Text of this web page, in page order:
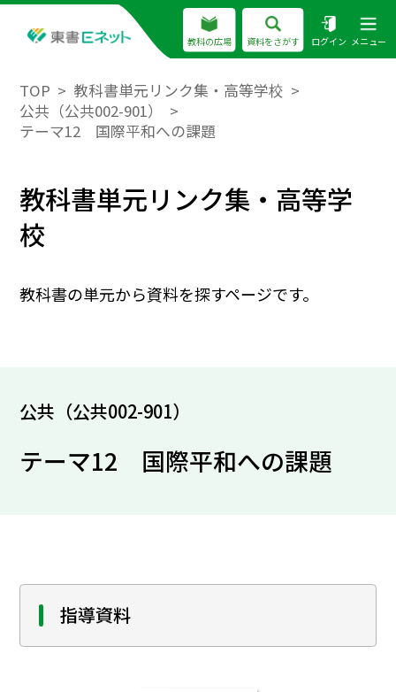
教科の広場 資料をさがす ログイン メニュー
TOP
教科書単元リンク集・高等学校
公共（公共002-901）
テーマ12 国際平和への課題
教科書単元リンク集・高等学
校
教科書の単元から資料を探すページです。
公共（公共002-901）
テーマ12 国際平和への課題
指導資料